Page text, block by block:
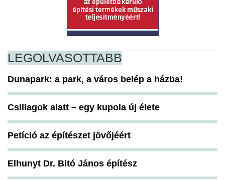
LEGOLVASOTTABB
Dunapark: a park, a város belép a házba!
Csillagok alatt – egy kupola új élete
Petíció az építészet jövőjéért
Elhunyt Dr. Bitó János építész